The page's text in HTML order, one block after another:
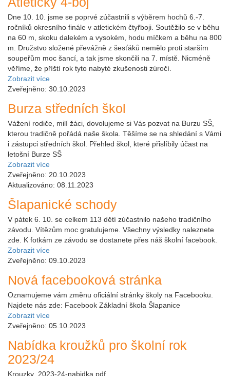
Dne 10. 10. jsme se poprvé zúčastnili s výběrem hochů 6.-7.
ročníků okresního finále v atletickém čtyřboji. Soutěžilo se v běhu
na 60 m, skoku dalekém a vysokém, hodu míčkem a běhu na 800
m. Družstvo složené převážně z šesťáků nemělo proti starším
soupeřům moc šancí, a tak jsme skončili na 7. místě. Nicméně
věříme, že příští rok tyto nabyté zkušenosti zúročí.
Zobrazit více
Zveřejněno: 30.10.2023
Burza středních škol
Vážení rodiče, milí žáci, dovolujeme si Vás pozvat na Burzu SŠ,
kterou tradičně pořádá naše škola. Těšíme se na shledání s Vámi
i zástupci středních škol. Přehled škol, které přislíbily účast na
letošní Burze SŠ
Zobrazit více
Zveřejněno: 20.10.2023
Aktualizováno: 08.11.2023
Šlapanické schody
V pátek 6. 10. se celkem 113 dětí zúčastnilo našeho tradičního
závodu. Vítězům moc gratulujeme. Všechny výsledky naleznete
zde. K fotkám ze závodu se dostanete přes náš školní facebook.
Zobrazit více
Zveřejněno: 09.10.2023
Nová facebooková stránka
Oznamujeme vám změnu oficiální stránky školy na Facebooku.
Najdete nás zde: Facebook Základní škola Šlapanice
Zobrazit více
Zveřejněno: 05.10.2023
Nabídka kroužků pro školní rok
2023/24
Krouzky_2023-24-nabidka.pdf